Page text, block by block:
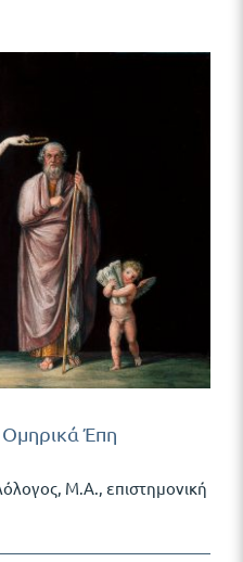
Ομηρικά Έπη
Μ.Α., επιστημονική